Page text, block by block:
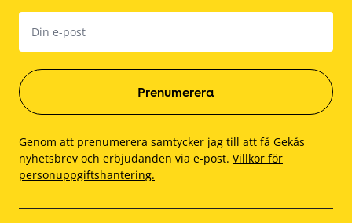
E-
post
Genom att prenumerera samtycker jag till att få Gekås
nyhetsbrev och erbjudanden via e-post. Villkor för
personuppgiftshantering.